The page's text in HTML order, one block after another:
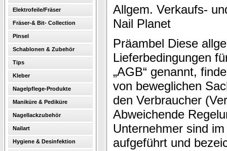
Elektrofeile/Fräser
Fräser-& Bit- Collection
Pinsel
Schablonen & Zubehör
Tips
Kleber
Nagelpflege-Produkte
Maniküre & Pediküre
Nagellackzubehör
Nailart
Hygiene & Desinfektion
Allgem. Verkaufs-
Nail Planet
Präambel Diese
Lieferbedingungen
„AGB“ genannt,
von beweglichen
den Verbraucher
Abweichende
Unternehmer sind
aufgeführt und